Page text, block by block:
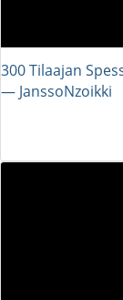
300 Tilaajan
― JanssoNzoikki